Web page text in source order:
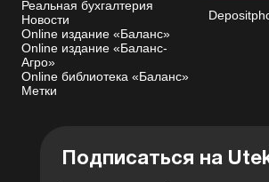
Реальная бухгалтерия
Новости
Online издание «Баланс»
Online издание «Баланс-
Агро»
Online библиотека «Баланс»
Метки
Подписаться на